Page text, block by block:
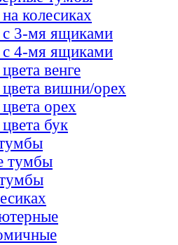
колесиках
3-мя ящиками
4-мя ящиками
венге
вишни/орех
орех
бук
тумбы